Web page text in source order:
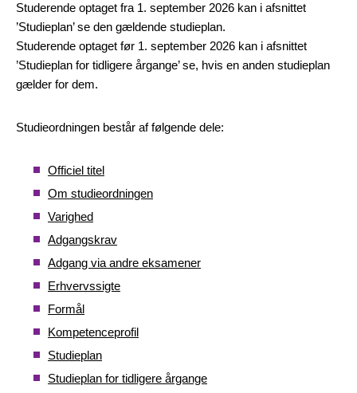
Studerende optaget fra 1. september 2026 kan i afsnittet
’Studieplan’ se den gældende studieplan.
Studerende optaget før 1. september 2026 kan i afsnittet
’Studieplan for tidligere årgange’ se, hvis en anden studieplan
gælder for dem.
Studieordningen består af følgende dele:
Officiel titel
Om studieordningen
Varighed
Adgangskrav
Adgang via andre eksamener
Erhvervssigte
Formål
Kompetenceprofil
Studieplan
Studieplan for tidligere årgange